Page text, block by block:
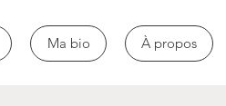
Ma bio À propos